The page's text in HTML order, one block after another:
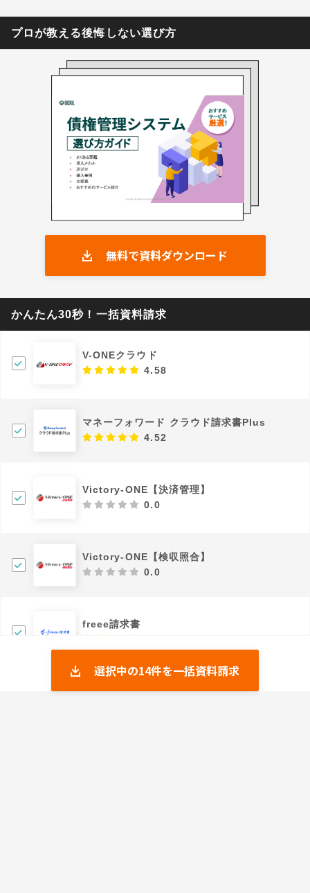
プロが教える後悔しない選び方
無料で資料ダウンロード
かんたん30秒！一括資料請求
V-ONEクラウド
4.58
マネーフォワード クラウド請求書Plus
4.52
Victory-ONE【決済管理】
0.0
Victory-ONE【検収照合】
0.0
freee請求書
Lecto
選択中の14件を一括資料請求